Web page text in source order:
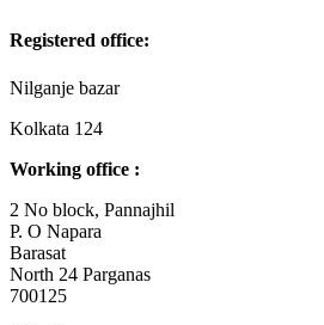
Registered office:
Nilganje bazar
Kolkata 124
Working office :
2 No block, Pannajhil
P. O Napara
Barasat
North 24 Parganas
700125